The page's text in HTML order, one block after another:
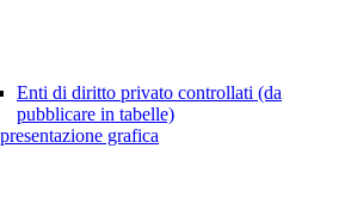
Enti di diritto privato controllati (da
pubblicare in tabelle)
grafica